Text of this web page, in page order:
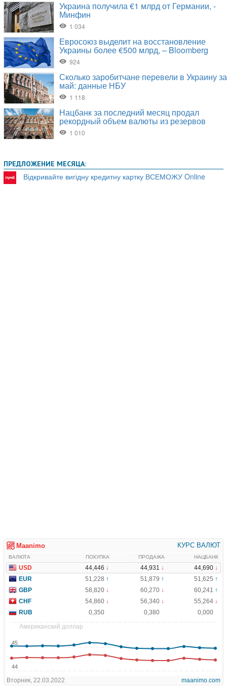
ПРЕДЛОЖЕНИЕ МЕСЯЦА:
Відкривайте вигідну кредитну картку ВСЕМОЖУ Online